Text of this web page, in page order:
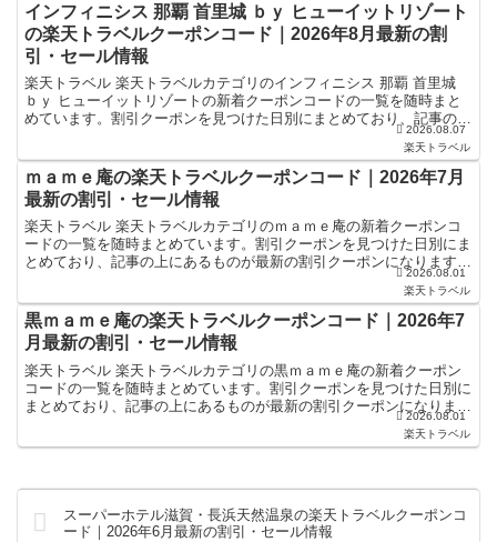
インフィニシス 那覇 首里城 ｂｙ ヒューイットリゾート
の楽天トラベルクーポンコード｜2026年8月最新の割
引・セール情報
楽天トラベル 楽天トラベルカテゴリのインフィニシス 那覇 首里城
ｂｙ ヒューイットリゾートの新着クーポンコードの一覧を随時まと
めています。割引クーポンを見つけた日別にまとめており、記事の上
にあるものが最新の割引クーポンになります。ホテル・...
2026.08.07
楽天トラベル
ｍａｍｅ庵の楽天トラベルクーポンコード｜2026年7月
最新の割引・セール情報
楽天トラベル 楽天トラベルカテゴリのｍａｍｅ庵の新着クーポンコ
ードの一覧を随時まとめています。割引クーポンを見つけた日別にま
とめており、記事の上にあるものが最新の割引クーポンになります。
ホテル・旅館宿泊の予約などで使えるクーポンやセール・キ...2026.08.01
楽天トラベル
黒ｍａｍｅ庵の楽天トラベルクーポンコード｜2026年7
月最新の割引・セール情報
楽天トラベル 楽天トラベルカテゴリの黒ｍａｍｅ庵の新着クーポン
コードの一覧を随時まとめています。割引クーポンを見つけた日別に
まとめており、記事の上にあるものが最新の割引クーポンになりま
す。ホテル・旅館宿泊の予約などで使えるクーポンやセール・...
2026.08.01
楽天トラベル
スーパーホテル滋賀・長浜天然温泉の楽天トラベルクーポンコ
ード｜2026年6月最新の割引・セール情報